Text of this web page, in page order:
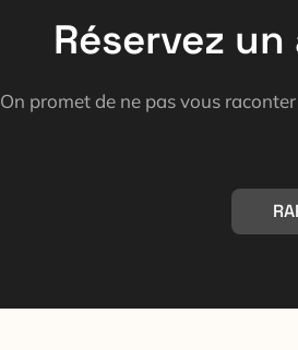
Réservez
On promet de ne pas vous